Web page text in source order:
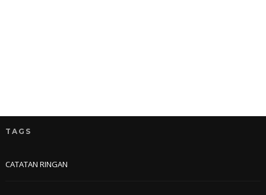
TAGS
CATATAN RINGAN